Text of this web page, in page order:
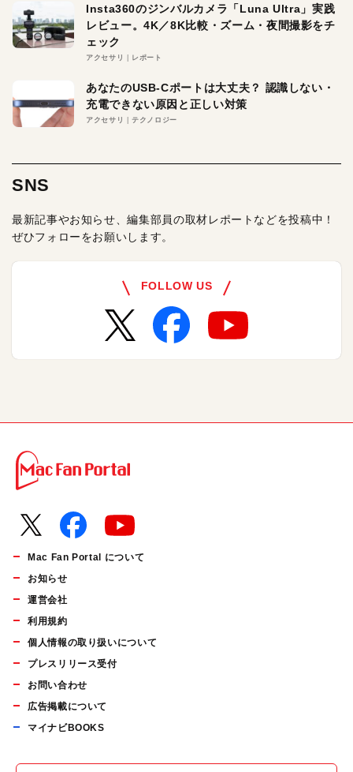
Insta360のジンバルカメラ「Luna Ultra」実践
レビュー。4K／8K比較・ズーム・夜間撮影をチ
ェック
アクセサリ レポート
あなたのUSB-Cポートは大丈夫？ 認識しない・
充電できない原因と正しい対策
アクセサリ テクノロジー
SNS
最新記事やお知らせ、編集部員の取材レポートなどを投稿中！
ぜひフォローをお願いします。
FOLLOW US
Mac Fan Portal について
お知らせ
運営会社
利用規約
個人情報の取り扱いについて
プレスリリース受付
お問い合わせ
広告掲載について
マイナビBOOKS